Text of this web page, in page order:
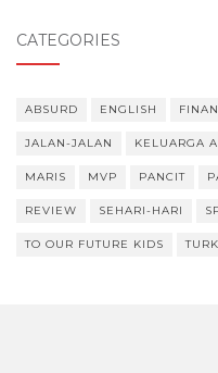
CATEGORIES
ABSURD ENGLISH
JALAN-JALAN KELUARGA
MARIS MVP PANCIT
REVIEW SEHARI-HARI
TO OUR FUTURE KIDS